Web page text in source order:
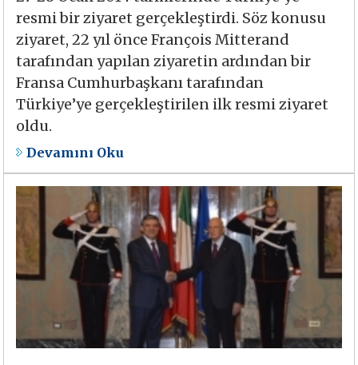
resmi bir ziyaret gerçekleştirdi. Söz konusu
ziyaret, 22 yıl önce François Mitterand
tarafından yapılan ziyaretin ardından bir
Fransa Cumhurbaşkanı tarafından
Türkiye’ye gerçekleştirilen ilk resmi ziyaret
oldu.
Devamını Oku